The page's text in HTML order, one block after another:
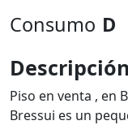
Consumo D
Piso en venta , en
Bressui es un